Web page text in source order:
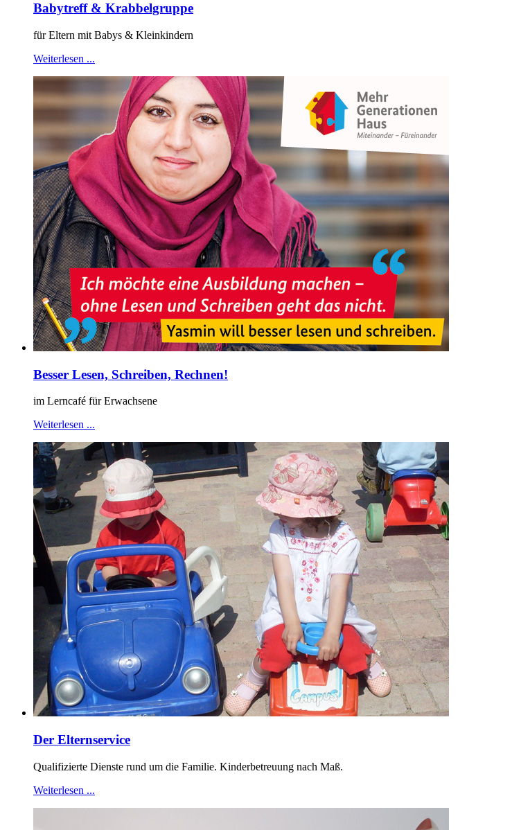
Babytreff & Krabbelgruppe
für Eltern mit Babys & Kleinkindern
Weiterlesen ...
Besser Lesen, Schreiben, Rechnen!
im Lerncafé für Erwachsene
Weiterlesen ...
Der Elternservice
Qualifizierte Dienste rund um die Familie. Kinderbetreuung nach Maß.
Weiterlesen ...